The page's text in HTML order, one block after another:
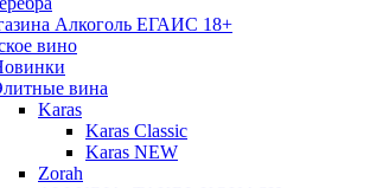
Алкоголь ЕГАИС 18+
вино
вина
Karas
Karas Classic
Karas NEW
Zorah